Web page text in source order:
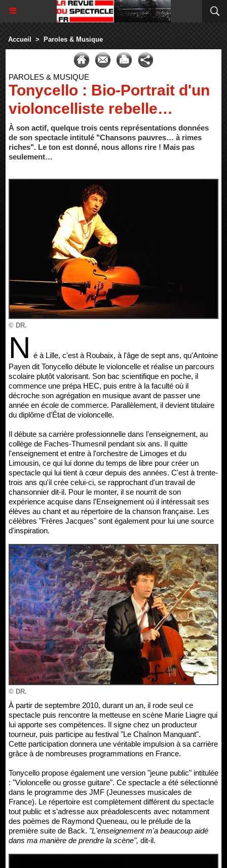
Accueil > Paroles & Musique
PAROLES & MUSIQUE
Tonycello : Bio-Portrait d'un
violoncelliste rebelle…
À son actif, quelque trois cents représentations données
de son spectacle intitulé "Chansons pauvres… à rimes
riches". Le ton est donné, nous allons rire ! Mais pas
seulement…
© DR.
N é à Lille, c'est à Roubaix, à l'âge de sept ans, qu'Antoine
Payen dit Tonycello débute le violoncelle et réalise un parcours
scolaire plutôt valorisant. Son bac scientifique en poche, il
commence une prépa HEC, puis entre à la faculté où il
décroche son agrégation en musique avant de passer une
année en école de commerce. Parallèlement, il devient titulaire
du diplôme d'État de violoncelle.
Il débute sa carrière professionnelle dans l'enseignement, au
collège de Faches-Thumesnil pendant six ans. Il quitte
l'enseignement et entre à l'orchestre de Limoges et du
Limousin, ce qui lui donne du temps de libre pour créer un
spectacle qui lui tient à cœur depuis des années. C'est à trente-
trois ans qu'il crée celui-ci, se rapprochant d'un travail de
chansonnier dit-il. Pour le monter, il se nourrit de son
expérience acquise dans l'Enseignement où il intéressait ses
élèves au chant et au répertoire de la chanson française. Les
célèbres "Frères Jacques" sont également pour lui une source
d'inspiration.
© DR.
À partir de septembre 2010, durant un an, il rode seul ce
spectacle puis rencontre la metteuse en scène Marie Liagre qui
lui apporte ses compétences. Il signe chez un producteur
tourneur, puis participe au festival "Le Chaînon Manquant".
Cette participation donnera une véritable impulsion à sa carrière
grâce à de nombreuses programmations en France.
Tonycello propose également une version "jeune public" intitulée
: "Violoncelle ou grosse guitare". Ce spectacle a été sélectionné
dans le programme des JMF (Jeunesses musicales de
France). Le répertoire est complètement différent du spectacle
tout public et s'adresse aux préadolescents avec notamment
des poèmes de Raymond Queneau, ou le prélude de la
première suite de Back. "L'enseignement m'a beaucoup aidé
dans ma manière de prendre la scène", dit-il.